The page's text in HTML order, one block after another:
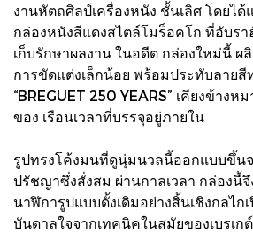
งานหัตถศิลป์เครื่องหนัง ชั้นเลิศ โดยได้
กล่องหนังสีแดงสไตล์โมร็อคโก ที่อับรา
เก็บรักษาผลงาน ในอดีต กล่องใหม่นี้ ผ
การขัดแต่งเล็กน้อย พร้อมประทับลายสี
“BREGUET 250 YEARS” เคียงข้างห
ของ เรือนเวลาที่บรรจุอยู่ภายใน
รูปทรงโค้งมนที่ดูนุ่มนวลนี้ออกแบบขึ้นจ
ปรัชญาซึ่งสั่งสม ผ่านกาลเวลา กล่องนี้
นาฬิการูปแบบดั้งเดิมอย่างสิ้นเชิงกลไก
บันดาลใจจากเทคนิคในสมัยของเบรเก